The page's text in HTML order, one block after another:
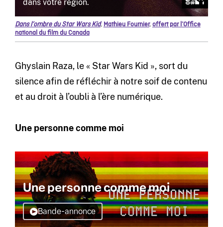
Dans l’ombre du Star Wars Kid, Mathieu Fournier,offert par l’Office
national du film du Canada
Ghyslain Raza, le « Star Wars Kid », sort du
silence afin de réfléchir à notre soif de contenu
et au droit à l’oubli à l’ère numérique.
Une personne comme moi